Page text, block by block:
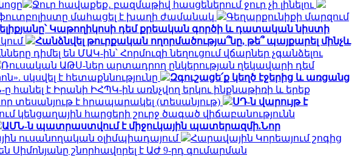
Ջուր հավաքեք․ բազմաթիվ հասցեներում ջուր չի լինելու
մահացել է խաղի ժամանակ
Գեղարքունիքի մարզում
Կաթողիկոսի դեմ քրեական գործի և դատական նիստի
Հանձնվել թուրքական ողորմածությա՞նը, թե՞ պայքարել մինչև
դիմել են ՄԱԿ-ին՝ Հորմուզի նեղուցում վճարներ չգանձելու
Ռուսական ԱԹՍ-ներ արտադրող ընկերության ղեկավարի դեմ
սկսվել է հետաքննությունը
Զգուշացե՛ք կեղծ էջերից և առցանց
ը հանել է Իրանի ԻՀՊԿ-ին առնչվող երկու ինքնաթիռի և երեք
տեսանյութ է հրապարակել (տեսանյութ)
ՍԴ-ն վարույթ է
կենցաղային հարցերի շուրջ ծագած վիճաբանությունն
ԱՄՆ-ն պատրաստվում է միջուկային պատերազմի.Նոր
ուսանողական օլիմպիադայում
Հարավային Կորեայում շոգից
Սիմոնյանը շնորհավորել է ԱԺ 9-րդ գումարման